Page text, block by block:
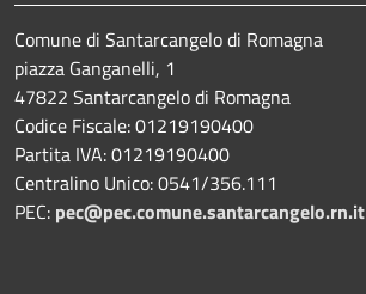
Comune di Santarcangelo di Romagna
piazza Ganganelli, 1
47822 Santarcangelo di Romagna
Codice Fiscale: 01219190400
Partita IVA: 01219190400
Centralino Unico: 0541/356.111
PEC: pec@pec.comune.santarcangelo.rn.it